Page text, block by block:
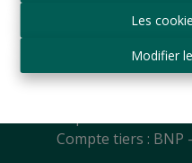
Les
Modifier
T.V.A.:
Agent
Agréation
Compte tiers : BNP